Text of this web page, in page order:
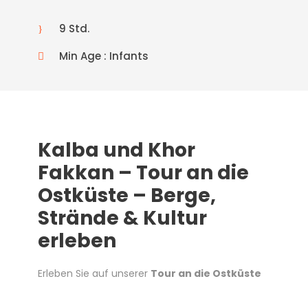
9 Std.
Min Age : Infants
Kalba und Khor
Fakkan – Tour an die
Ostküste – Berge,
Strände & Kultur
erleben
Erleben Sie auf unserer Tour an die Ostküste